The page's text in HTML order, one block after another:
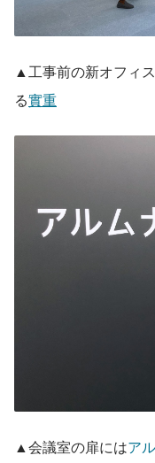
▲工事前の新オフィ
る實重
▲会議室の扉にはア